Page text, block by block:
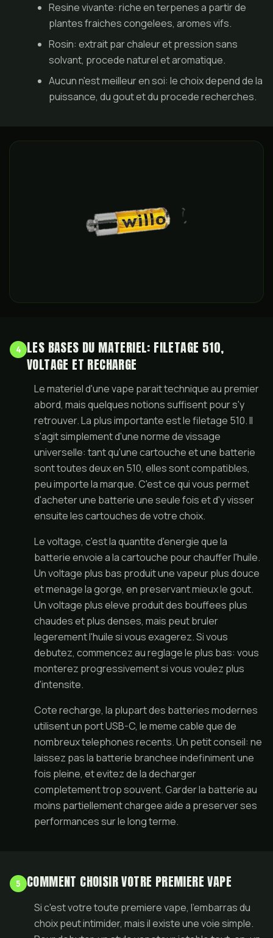
Resine vivante: riche en terpenes a partir de
plantes fraiches congelees, aromes vifs.
Rosin: extrait par chaleur et pression sans
solvant, procede naturel et aromatique.
Aucun n'est meilleur en soi: le choix depend de la
puissance, du gout et du procede recherches.
4 LES BASES DU MATERIEL: FILETAGE 510,
VOLTAGE ET RECHARGE
Le materiel d'une vape parait technique au premier
abord, mais quelques notions suffisent pour s'y
retrouver. La plus importante est le filetage 510. Il
s'agit simplement d'une norme de vissage
universelle: tant qu'une cartouche et une batterie
sont toutes deux en 510, elles sont compatibles,
peu importe la marque. C'est ce qui vous permet
d'acheter une batterie une seule fois et d'y visser
ensuite les cartouches de votre choix.
Le voltage, c'est la quantite d'energie que la
batterie envoie a la cartouche pour chauffer l'huile.
Un voltage plus bas produit une vapeur plus douce
et menage la gorge, en preservant mieux le gout.
Un voltage plus eleve produit des bouffees plus
chaudes et plus denses, mais peut bruler
legerement l'huile si vous exagerez. Si vous
debutez, commencez au reglage le plus bas: vous
monterez progressivement si vous voulez plus
d'intensite.
Cote recharge, la plupart des batteries modernes
utilisent un port USB-C, le meme cable que de
nombreux telephones recents. Un petit conseil: ne
laissez pas la batterie branchee indefiniment une
fois pleine, et evitez de la decharger
completement trop souvent. Garder la batterie au
moins partiellement chargee aide a preserver ses
performances sur le long terme.
5 COMMENT CHOISIR VOTRE PREMIERE VAPE
Si c'est votre toute premiere vape, l'embarras du
choix peut intimider, mais il existe une voie simple.